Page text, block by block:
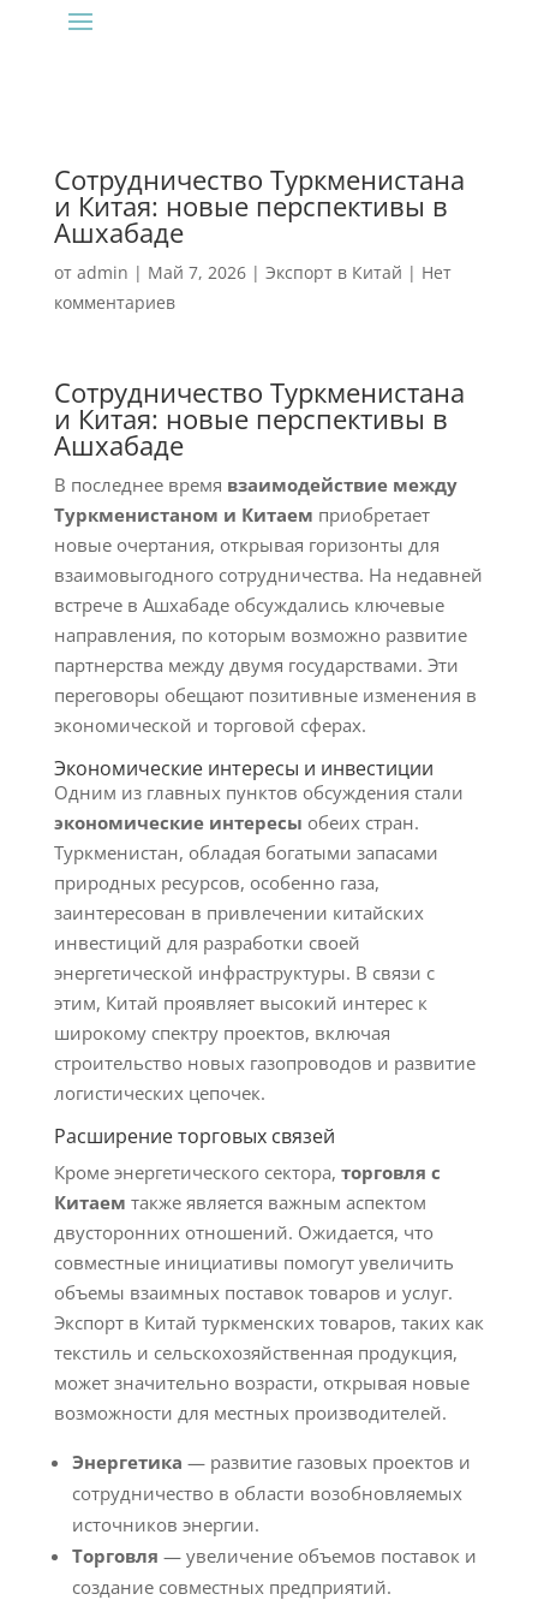
Сотрудничество Туркменистана
и Китая: новые перспективы в
Ашхабаде
от admin | Май 7, 2026| Экспорт в Китай | Нет
комментариев
Сотрудничество Туркменистана
и Китая: новые перспективы в
Ашхабаде
В последнее время взаимодействие между
Туркменистаном и Китаем приобретает
новые очертания, открывая горизонты для
взаимовыгодного сотрудничества. На недавней
встрече в Ашхабаде обсуждались ключевые
направления, по которым возможно развитие
партнерства между двумя государствами. Эти
переговоры обещают позитивные изменения в
экономической и торговой сферах.
Экономические интересы и инвестиции
Одним из главных пунктов обсуждения стали
экономические интересы обеих стран.
Туркменистан, обладая богатыми запасами
природных ресурсов, особенно газа,
заинтересован в привлечении китайских
инвестиций для разработки своей
энергетической инфраструктуры. В связи с
этим, Китай проявляет высокий интерес к
широкому спектру проектов, включая
строительство новых газопроводов и развитие
логистических цепочек.
Расширение торговых связей
Кроме энергетического сектора, торговля с
Китаем также является важным аспектом
двусторонних отношений. Ожидается, что
совместные инициативы помогут увеличить
объемы взаимных поставок товаров и услуг.
Экспорт в Китай туркменских товаров, таких как
текстиль и сельскохозяйственная продукция,
может значительно возрасти, открывая новые
возможности для местных производителей.
Энергетика — развитие газовых проектов и
сотрудничество в области возобновляемых
источников энергии.
Торговля — увеличение объемов поставок и
создание совместных предприятий.